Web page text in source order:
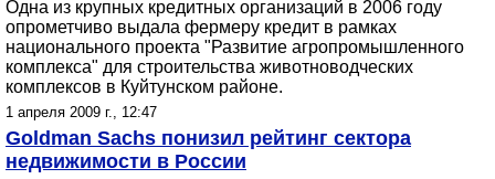
Одна из крупных кредитных организаций в 2006 году
опрометчиво выдала фермеру кредит в рамках
национального проекта "Развитие агропромышленного
комплекса" для строительства животноводческих
комплексов в Куйтунском районе.
1 апреля 2009 г., 12:47
Goldman Sachs понизил рейтинг сектора
недвижимости в России